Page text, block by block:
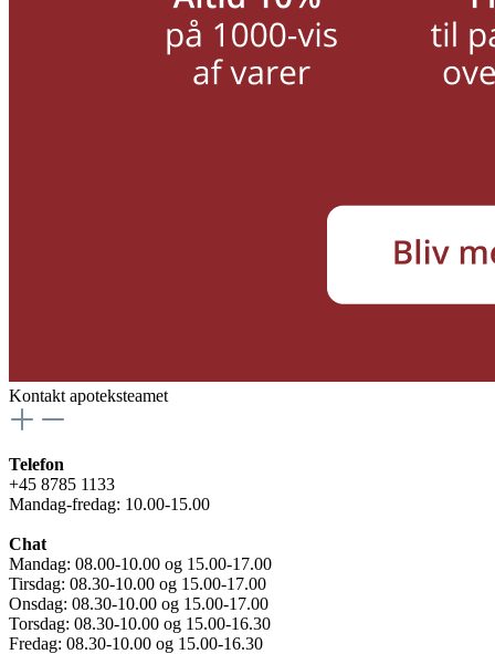
Kontakt apoteksteamet
Telefon
+45 8785 1133
Mandag-fredag: 10.00-15.00
Chat
Mandag: 08.00-10.00 og 15.00-17.00
Tirsdag: 08.30-10.00 og 15.00-17.00
Onsdag: 08.30-10.00 og 15.00-17.00
Torsdag: 08.30-10.00 og 15.00-16.30
Fredag: 08.30-10.00 og 15.00-16.30